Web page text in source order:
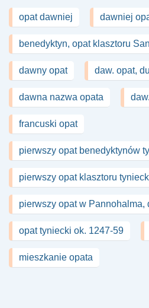
opat dawniej dawniej
benedyktyn, opat klasztoru
dawny opat daw. opat,
dawna nazwa opata
francuski opat
pierwszy opat benedyktynów
pierwszy opat klasztoru
pierwszy opat w Pannohalma,
opat tyniecki ok. 1247-59
mieszkanie opata